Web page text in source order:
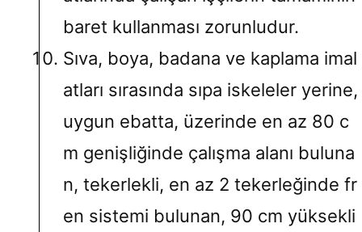
baret kullanması zorunludur.
Sıva, boya, badana ve kaplama imal
atları sırasında sıpa iskeleler yerine,
uygun ebatta, üzerinde en az 80 c
m genişliğinde çalışma alanı buluna
n, tekerlekli, en az 2 tekerleğinde fr
en sistemi bulunan, 90 cm yüksekli